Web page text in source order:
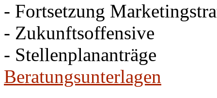
- Fortsetzung
- Zukunftsoffensive
- Stellenplananträge
Beratungsunterlagen